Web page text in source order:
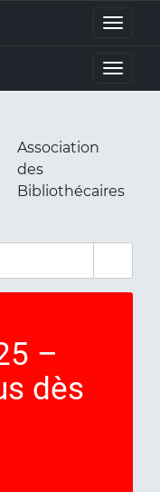
Toggle
Toggle
Association
des
Bibliothécaires
–
dès